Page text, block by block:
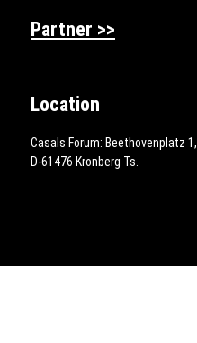
Partner >>
Location
Casals Forum: Beethovenplatz 1,
D-61476 Kronberg Ts.